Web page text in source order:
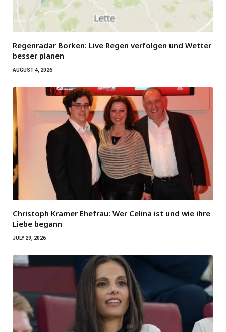
Regenradar Borken: Live Regen verfolgen und Wetter
besser planen
AUGUST 4, 2026
Christoph Kramer Ehefrau: Wer Celina ist und wie ihre
Liebe begann
JULY 29, 2026